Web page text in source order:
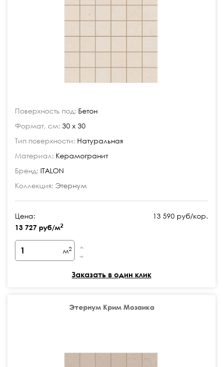
Поверхность под: Бетон
Формат, см: 30 x 30
Тип поверхности: Натуральная
Материал: Керамогранит
Бренд: ITALON
Коллекция: Этернум
Цена:
13 727 руб/м2
13 590 руб/кор.
м2
Заказать в один клик
Этернум Крим Мозаика